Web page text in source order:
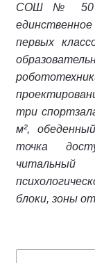
СОШ № 50
первых
три
м²,
точка
читальный
блоки, зоны